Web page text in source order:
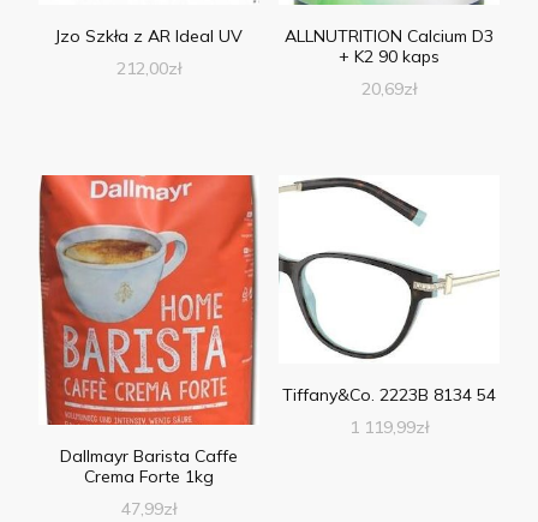
Jzo Szkła z AR Ideal UV
212,00zł
ALLNUTRITION Calcium D3
+ K2 90 kaps
20,69zł
Dallmayr Barista Caffe
Crema Forte 1kg
47,99zł
Tiffany&Co. 2223B 8134 54
1 119,99zł